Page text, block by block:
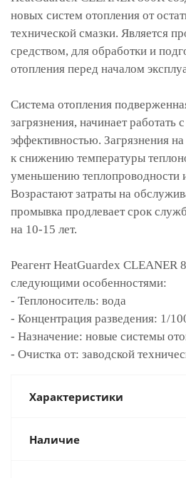
новых систем отопления от
технической смазки. Является
средством, для обработки и
отопления перед началом
Система отопления
загрязнения, начинает работать
эффективностью. Загрязнения
к снижению температуры
уменьшению теплопроводности
Возрастают затраты на
промывка продлевает срок
на 10-15 лет.
Реагент HeatGuardex CLEANER
следующими особенностями:
- Теплоноситель: вода
- Концентрация разведения: 1/
- Назначение: новые системы
- Очистка от: заводской
Характеристики
Наличие